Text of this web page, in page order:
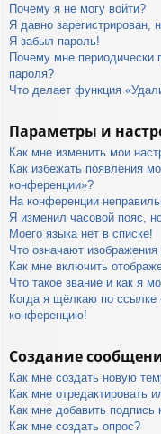
Почему я не могу войти?
Я давно зарегистрирован,
Я забыл пароль!
Почему мне периодически
пароля?
Что делает функция
Параметры и
Как мне изменить мои
Как избежать появления
конференции»?
На конференции
Я изменил часовой пояс,
Моего языка нет в списке!
Что означают
Как мне включить
Что такое звание и как я
Когда я щёлкаю по ссылке
конференцию!
Создание
Как мне создать новую
Как мне отредактировать
Как мне добавить
Как мне создать опрос?